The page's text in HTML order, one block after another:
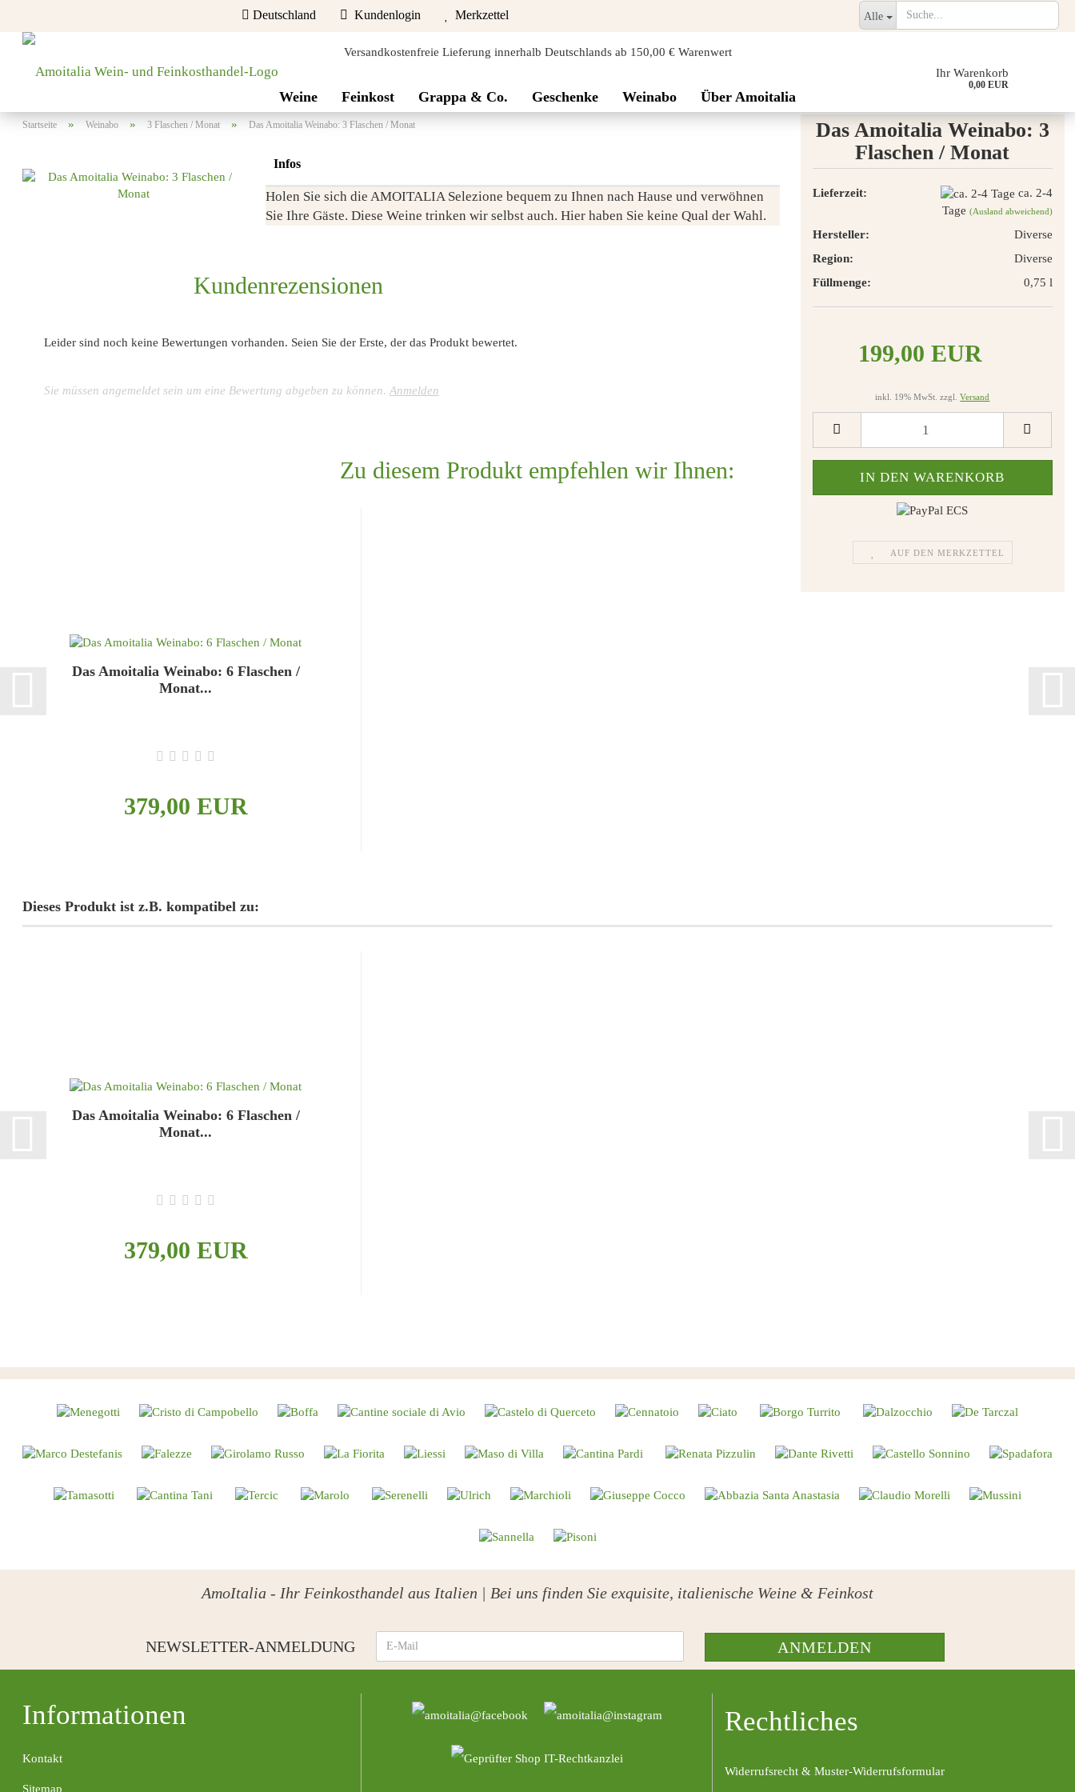
Deutschland Kundenlogin Merkzettel Alle
Versandkostenfreie Lieferung innerhalb Deutschlands ab 150,00 € Warenwert
Ihr Warenkorb
0,00 EUR
Weine Feinkost Grappa & Co. Geschenke Weinabo Über Amoitalia
Startseite » Weinabo » 3 Flaschen / Monat » Das Amoitalia Weinabo: 3 Flaschen / Monat
Das Amoitalia Weinabo: 3
Flaschen / Monat
Lieferzeit:
ca. 2-4
Tage (Ausland abweichend)
Hersteller:
Diverse
Region:
Diverse
Füllmenge:
0,75 l
199,00 EUR
inkl. 19% MwSt. zzgl.Versand
AUF DEN MERKZETTEL
Infos
Holen Sie sich die AMOITALIA Selezione bequem zu Ihnen nach Hause und verwöhnen
Sie Ihre Gäste. Diese Weine trinken wir selbst auch. Hier haben Sie keine Qual der Wahl.
Kundenrezensionen
Leider sind noch keine Bewertungen vorhanden. Seien Sie der Erste, der das Produkt bewertet.
Sie müssen angemeldet sein um eine Bewertung abgeben zu können. Anmelden
Zu diesem Produkt empfehlen wir Ihnen:
Das Amoitalia Weinabo: 6 Flaschen /
Monat...
Versand)
- Ausschließlich kleine Weingüter
- Kein Risiko, kündigt sich von selbst
379,00 EUR
Dieses Produkt ist z.B. kompatibel zu:
Das Amoitalia Weinabo: 6 Flaschen /
Monat...
Versand)
- Ausschließlich kleine Weingüter
- Kein Risiko, kündigt sich von selbst
379,00 EUR
AmoItalia - Ihr Feinkosthandel aus Italien | Bei uns finden Sie exquisite, italienische Weine & Feinkost
NEWSLETTER-ANMELDUNG ANMELDEN
Informationen
Kontakt
Sitemap
Rechtliches
Widerrufsrecht & Muster-Widerrufsformular